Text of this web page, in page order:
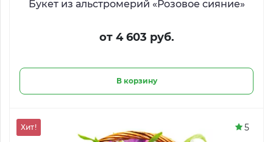
Букет из альстромерий «Розовое сияние»
от 4 603 руб.
В корзину
Хит! 5